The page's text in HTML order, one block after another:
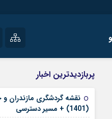
آپارات
رمز عبور
راه اندازی سایت و
سایت های خبری و
پربازدیدترین اخبار
نقشه گردشگری مازندران
(1401) + مسیر دسترسی